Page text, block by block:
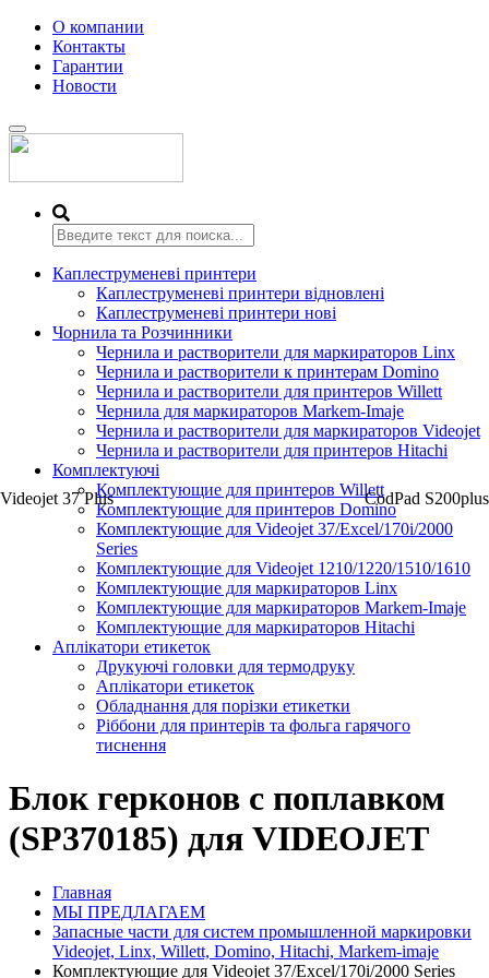
О компании
Контакты
Гарантии
Новости
Переключить
навигацию
Каплеструменеві принтери
Каплеструменеві принтери відновлені
Каплеструменеві принтери нові
Чорнила та Розчинники
Чернила и растворители для маркираторов Linx
Чернила и растворители к принтерам Domino
Чернила и растворители для принтеров Willett
Чернила для маркираторов Markem-Imaje
Чернила и растворители для маркираторов Videojet
Чернила и растворители для принтеров Hitachi
Комплектуючі
Комплектующие для принтеров Willett
Комплектующие для принтеров Domino
Комплектующие для Videojet 37/Excel/170i/2000
Series
Комплектующие для Videojet 1210/1220/1510/1610
Комплектующие для маркираторов Linx
Комплектующие для маркираторов Markem-Imaje
Комплектующие для маркираторов Hitachi
Аплікатори етикеток
Друкуючі головки для термодруку
Аплікатори етикеток
Обладнання для порізки етикетки
Ріббони для принтерів та фольга гарячого
тиснення
Блок герконов с поплавком
(SP370185) для VIDEOJET
Главная
МЫ ПРЕДЛАГАЕМ
Запасные части для систем промышленной маркировки
Videojet, Linx, Willett, Domino, Hitachi, Markem-imaje
Комплектующие для Videojet 37/Excel/170i/2000 Series
Videojet 37 Plus CodPad S200plus